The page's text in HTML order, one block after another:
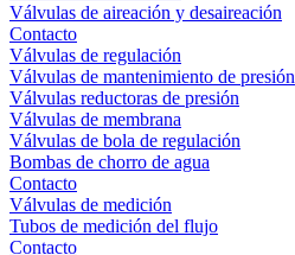
Válvulas de aireación y desaireación
Contacto
Válvulas de regulación
Válvulas de mantenimiento de presión
Válvulas reductoras de presión
Válvulas de membrana
Válvulas de bola de regulación
Bombas de chorro de agua
Contacto
Válvulas de medición
Tubos de medición del flujo
Contacto